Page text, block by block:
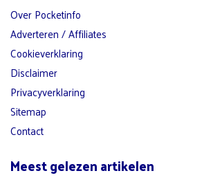
Over Pocketinfo
Adverteren / Affiliates
Cookieverklaring
Disclaimer
Privacyverklaring
Sitemap
Contact
Meest gelezen artikelen